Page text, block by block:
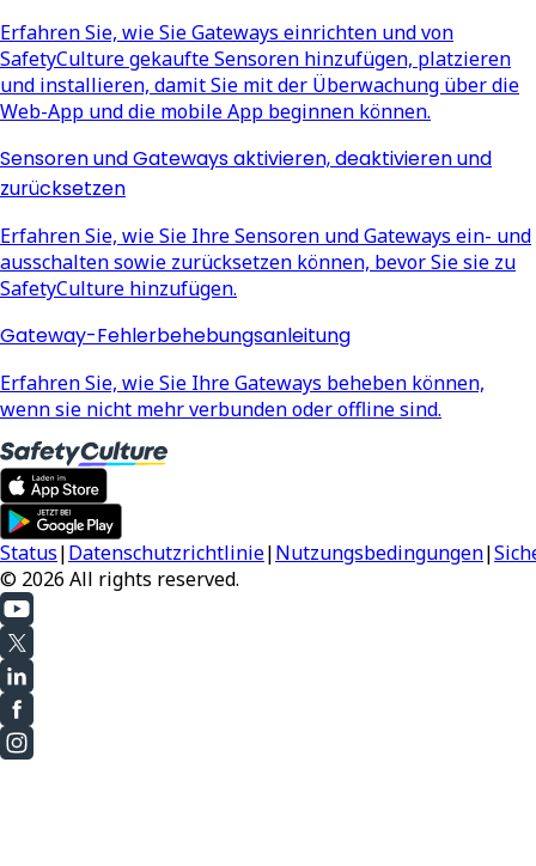
Erfahren Sie, wie Sie Gateways einrichten und von
SafetyCulture gekaufte Sensoren hinzufügen, platzieren
und installieren, damit Sie mit der Überwachung über die
Web-App und die mobile App beginnen können.
Sensoren und Gateways aktivieren, deaktivieren und
zurücksetzen
Erfahren Sie, wie Sie Ihre Sensoren und Gateways ein- und
ausschalten sowie zurücksetzen können, bevor Sie sie zu
SafetyCulture hinzufügen.
Gateway-Fehlerbehebungsanleitung
Erfahren Sie, wie Sie Ihre Gateways beheben können,
wenn sie nicht mehr verbunden oder offline sind.
Status|Datenschutzrichtlinie|Nutzungsbedingungen|
© 2026 All rights reserved.